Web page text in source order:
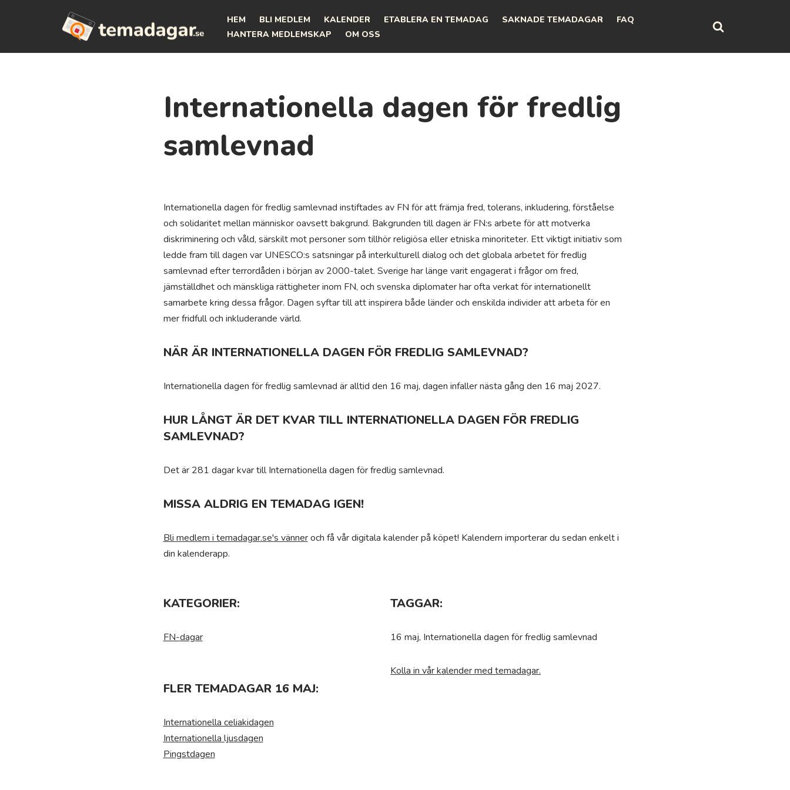
HEM BLI MEDLEM KALENDER ETABLERA EN TEMADAG SAKNADE TEMADAGAR
FAQ
HANTERA MEDLEMSKAP
OM OSS
Internationella dagen för fredlig
samlevnad
Internationella dagen för fredlig samlevnad instiftades av FN för att främja fred, tolerans, inkludering, förståelse
och solidaritet mellan människor oavsett bakgrund. Bakgrunden till dagen är FN:s arbete för att motverka
diskriminering och våld, särskilt mot personer som tillhör religiösa eller etniska minoriteter. Ett viktigt initiativ som
ledde fram till dagen var UNESCO:s satsningar på interkulturell dialog och det globala arbetet för fredlig
samlevnad efter terrordåden i början av 2000-talet. Sverige har länge varit engagerat i frågor om fred,
jämställdhet och mänskliga rättigheter inom FN, och svenska diplomater har ofta verkat för internationellt
samarbete kring dessa frågor. Dagen syftar till att inspirera både länder och enskilda individer att arbeta för en
mer fridfull och inkluderande värld.
NÄR ÄR INTERNATIONELLA DAGEN FÖR FREDLIG SAMLEVNAD?
Internationella dagen för fredlig samlevnad är alltid den 16 maj, dagen infaller nästa gång den 16 maj 2027.
HUR LÅNGT ÄR DET KVAR TILL INTERNATIONELLA DAGEN FÖR FREDLIG
SAMLEVNAD?
Det är 281 dagar kvar till Internationella dagen för fredlig samlevnad.
MISSA ALDRIG EN TEMADAG IGEN!
Bli medlem i temadagar.se's vänneroch få vår digitala kalender på köpet! Kalendern importerar du sedan enkelt i
din kalenderapp.
KATEGORIER:
FN-dagar
TAGGAR:
16 maj, Internationella dagen för fredlig samlevnad
FLER TEMADAGAR 16 MAJ:
Internationella celiakidagen
Internationella ljusdagen
Pingstdagen
Kolla in vår kalender med temadagar.